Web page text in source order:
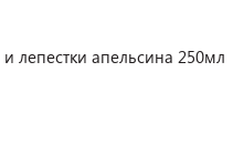
лепестки апельсина 250мл